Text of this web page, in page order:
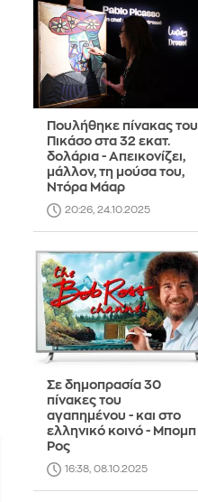
Πουλήθηκε πίνακας του
Πικάσο στα 32 εκατ.
δολάρια - Απεικονίζει,
μάλλον, τη μούσα του,
Ντόρα Μάαρ
20:26, 24.10.2025
Σε δημοπρασία 30
πίνακες του
αγαπημένου - και στο
ελληνικό κοινό - Μπομπ
Ρος
16:38, 08.10.2025